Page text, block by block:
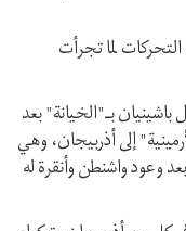
لما تجرأت
‏بـ"الخيانة" بعد
إلى أذربيجان، وهي
وعود واشنطن وأنقرة له